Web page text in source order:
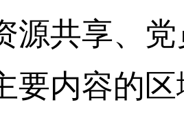
源共享、
要内容的